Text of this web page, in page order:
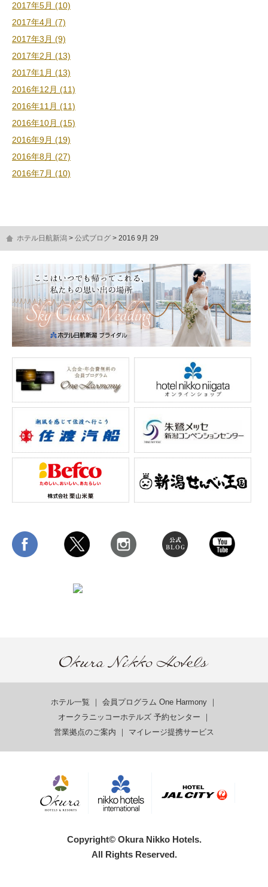
2017年5月 (10)
2017年4月 (7)
2017年3月 (9)
2017年2月 (13)
2017年1月 (13)
2016年12月 (11)
2016年11月 (11)
2016年10月 (15)
2016年9月 (19)
2016年8月 (27)
2016年7月 (10)
ホテル日航新潟 公式ブログ 2016 9月 29
ホテル一覧 ｜ 会員プログラム One Harmony ｜
オークラニッコーホテルズ 予約センター ｜
営業拠点のご案内 ｜ マイレージ提携サービス
Copyright© Okura Nikko Hotels.
All Rights Reserved.